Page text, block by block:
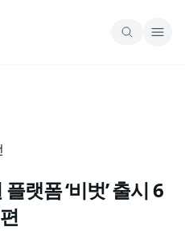
랫폼 ‘비벗’ 출시 6